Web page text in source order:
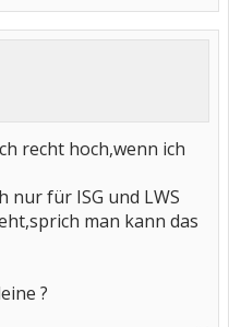
recht hoch,wenn ich
nur für ISG und LWS
man kann das
?